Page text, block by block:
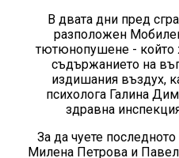
В двата дни пред
разположен
тютюнопушене -
съдържанието на
издишания въздух,
психолога Галина
здравна
За да чуете
Милена Петрова и